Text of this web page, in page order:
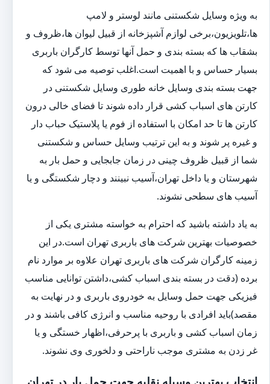
به ویژه وسایل شکستنی مانند لوستر و لامپ
ها،تلویزیون،برخی لوازم آشپزخانه از قبیل لیوان ها،ظروف و
بشقاب ها که بسته بندی و حمل آنها توسط کارگران باربری
بسیار حساس و با اهمیت است.اغلب توصیه می شود که
جهت بسته بندی وسایل خانه طوری وسایل شکستنی در
کارتن های اسباب کشی قرار داده شوند تا فضای خالی درون
کارتن ها تا حد امکان با استفاده از فوم یا پلاستیک حباب دار
و غیره پر شوند و به این ترتیب وسایل حساس و شکستنی
شما از قبیل ظروف چینی در زمان جابجایی و حمل بار به
شهرستان و یا داخل تهران،آسیب نبینند و دچار شکستگی و یا
آسیب های سطحی نشوند.
به یاد داشته باشید که احترام به خواسته مشتری یکی از
خصوصیات بهترین شرکت های باربری تهران است.در این
زمینه کارگران شرکت های باربری تهران علاوه بر موارد نام
برده (دقت در بسته بندی اسباب کشی،داشتن توانایی مناسب
فیزیکی جهت حمل وسایل به خودروی باربری و در نهایت به
مقصد)باید افرادی با روحیه مناسب و انرژی کافی باشند و در
زمان اسباب کشی و باربری با پرحرفی،اظهار خستگی و یا
غر زدن به مشتری موجب ناراحتی و دلخوری وی نشوند.